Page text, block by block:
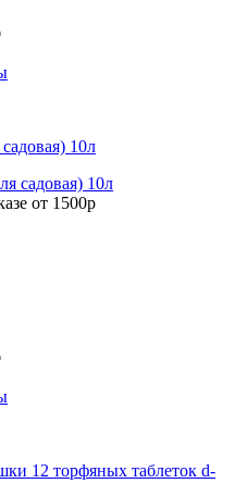
10л
от 1500р
12 торфяных таблеток d-